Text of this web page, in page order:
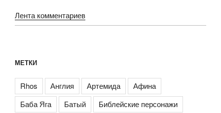
Лента комментариев
МЕТКИ
Rhos Англия Артемида
Афина
Баба Яга
Батый
Библейские персонажи